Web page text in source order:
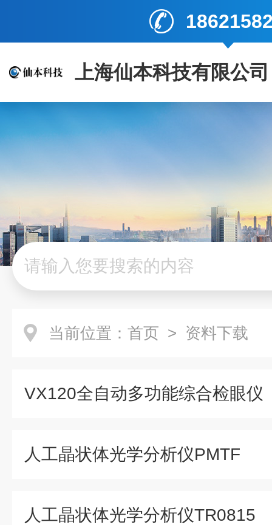
上海仙本科技有限公司
当前位置： 首页 > 资料下载
VX120全自动多功能综合检眼仪
人工晶状体光学分析仪PMTF
人工晶状体光学分析仪TR0815